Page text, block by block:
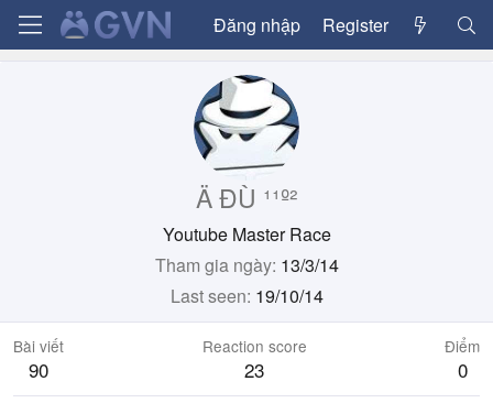
Đăng nhập Register
Ä ĐÙ ¹¹º²
Youtube Master Race
Tham gia ngày 13/3/14
Last seen 19/10/14
Bài viết
90
Reaction score
23
Điểm
0